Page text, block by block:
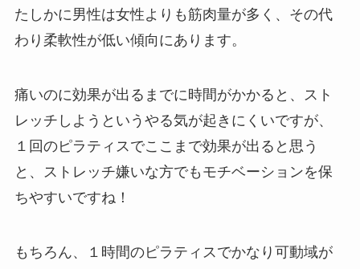
たしかに男性は女性よりも筋肉量が多く、その代
わり柔軟性が低い傾向にあります。
痛いのに効果が出るまでに時間がかかると、スト
レッチしようというやる気が起きにくいですが、
１回のピラティスでここまで効果が出ると思う
と、ストレッチ嫌いな方でもモチベーションを保
ちやすいですね！
もちろん、１時間のピラティスでかなり可動域が